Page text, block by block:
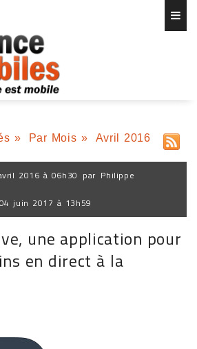
» Par Mois » Avril 2016
2016 à 06h30 par Philippe
04 juin 2017 à 13h59
une application pour
en direct à la